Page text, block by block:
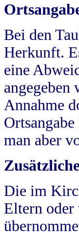
Bei den
Herkunft.
eine
angegeben
Annahme
man aber
Die im
Eltern oder